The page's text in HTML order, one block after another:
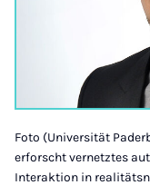
Foto (Universität
erforscht vernetztes
Interaktion in